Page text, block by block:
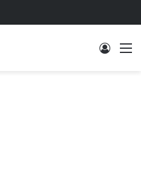
Log In